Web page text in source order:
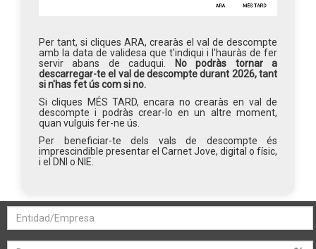
Per tant, si cliques ARA, crearàs el val de descompte
amb la data de validesa que t'indiqui i l'hauràs de fer
servir abans de caduqui. No podràs tornar a
descarregar-te el val de descompte durant 2026, tant
si n'has fet ús com si no.
Si cliques MÉS TARD, encara no crearàs en val de
descompte i podràs crear-lo en un altre moment,
quan vulguis fer-ne ús.
Per beneficiar-te dels vals de descompte és
imprescindible presentar el Carnet Jove, digital o físic,
i el DNI o NIE.